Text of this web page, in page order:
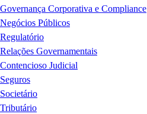
Governança Corporativa e Compliance
Negócios Públicos
Regulatório
Relações Governamentais
Contencioso Judicial
Seguros
Societário
Tributário